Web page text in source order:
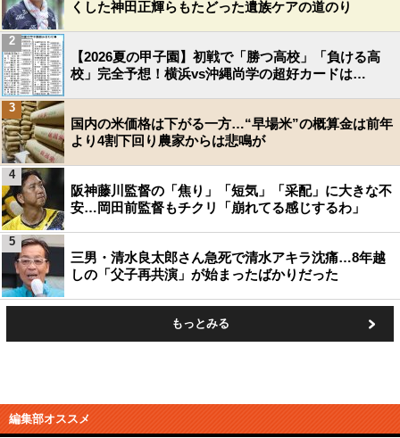
くした神田正輝らもたどった遺族ケアの道のり
【2026夏の甲子園】初戦で「勝つ高校」「負ける高
校」完全予想！横浜vs沖縄尚学の超好カードは…
2
国内の米価格は下がる一方…“早場米”の概算金は前年
より4割下回り農家からは悲鳴が
3
阪神藤川監督の「焦り」「短気」「采配」に大きな不
安…岡田前監督もチクリ「崩れてる感じするわ」
4
三男・清水良太郎さん急死で清水アキラ沈痛…8年越
しの「父子再共演」が始まったばかりだった
5
もっとみる
編集部オススメ